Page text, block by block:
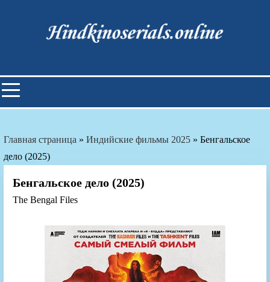
Индийские фильмы смотреть
онлайн
Главная страница » Индийские фильмы 2025 » Бенгальское
дело (2025)
Бенгальское дело (2025)
The Bengal Files